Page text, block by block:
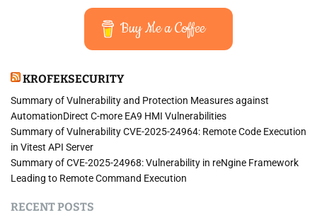
Buy Me a Coffee
KROFEKSECURITY
Summary of Vulnerability and Protection Measures against
AutomationDirect C-more EA9 HMI Vulnerabilities
Summary of Vulnerability CVE-2025-24964: Remote Code Execution
in Vitest API Server
Summary of CVE-2025-24968: Vulnerability in reNgine Framework
Leading to Remote Command Execution
RECENT POSTS